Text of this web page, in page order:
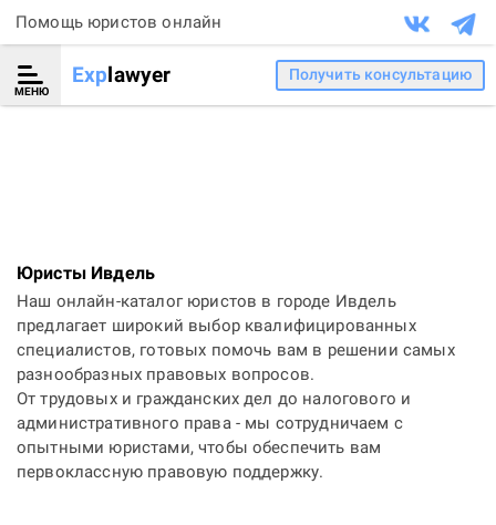
Помощь юристов онлайн
МЕНЮ
Explawyer Получить консультацию
Юристы Ивдель
Наш онлайн-каталог юристов в городе Ивдель
предлагает широкий выбор квалифицированных
специалистов, готовых помочь вам в решении самых
разнообразных правовых вопросов.
От трудовых и гражданских дел до налогового и
административного права - мы сотрудничаем с
опытными юристами, чтобы обеспечить вам
первоклассную правовую поддержку.